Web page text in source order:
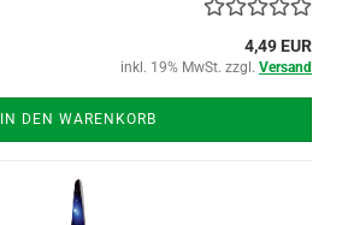
4,49 EUR
inkl. 19% MwSt. zzgl. Versand
IN DEN WARENKORB